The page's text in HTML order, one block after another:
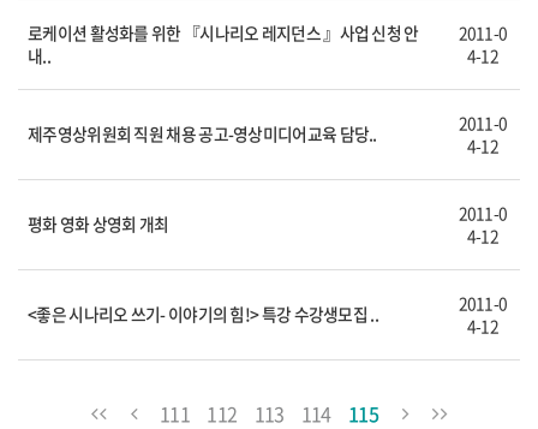
로케이션 활성화를 위한 『시나리오 레지던스 』사업 신청 안
내..
2011-0
4-12
제주영상위원회 직원 채용 공고-영상미디어교육 담당..
2011-0
4-12
평화 영화 상영회 개최
2011-0
4-12
<좋은 시나리오 쓰기- 이야기의 힘!> 특강 수강생모집 ..
2011-0
4-12
111 112 113 114 115